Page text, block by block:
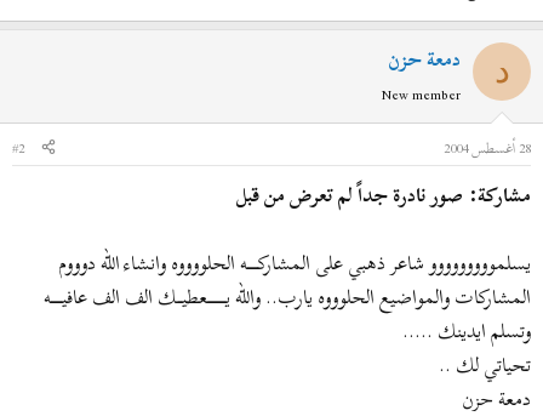
د دمعة حزن
New member
28 أغسطس 2004
#2
مشاركة: صور نادرة جداً لم تعرض من قبل
يسلمووووووووو شاعر ذهبي على المشاركـــــــــه الحلووووه وانشاء الله دوووم
المشاركات والمواضيع الحلوووه يارب.. والله يـــــــــــــــعطيــــك الف الف عافيـــــــــه
وتسلم ايدينك .....
تحياتي لك ..
دمعة حزن